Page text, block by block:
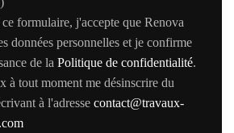
formulaire, j'accepte que Renova
données personnelles et je confirme
de la Politique de confidentialité.
à tout moment me désinscrire du
à l'adresse contact@travaux-